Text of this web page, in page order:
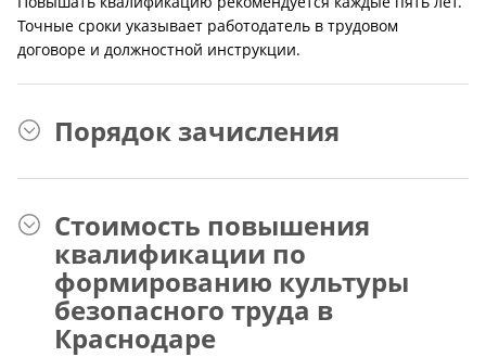
Точные сроки указывает работодатель в трудовом
договоре и должностной инструкции.
Порядок зачисления
Стоимость повышения
квалификации по
формированию культуры
безопасного труда в
Краснодаре